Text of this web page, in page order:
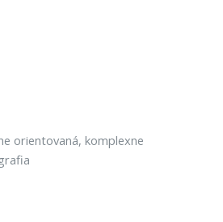
orientovaná, komplexne